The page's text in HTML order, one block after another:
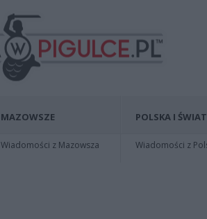
MAZOWSZE
Wiadomości z Mazowsza
POLSKA I ŚWIAT
Wiadomości z